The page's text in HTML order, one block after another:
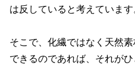
は反していると考えています
そこで、化繊ではなく天然
できるのであれば、それが